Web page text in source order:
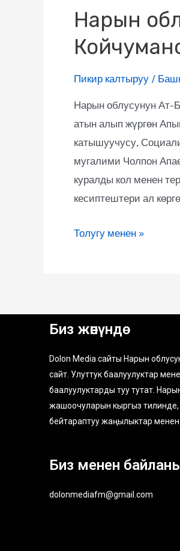
Нарын
Пикир калтыруу /
Нарын облусунун Ат-
атын алып жүргөн
катышуучусу,
мугалими Чолпон
куралды кол менен
кесиптештери ал
Толугу менен »
Биз жөнүндө
Dolon Media сайты Нарын
сайт. Улуттук баалуулуктар
баалуулуктарды туу тутат.
жашоочуларын кыргыз тилинде,
бейтараптуу жаңылыктар
Биз менен
dolonmediafm@gmail.com